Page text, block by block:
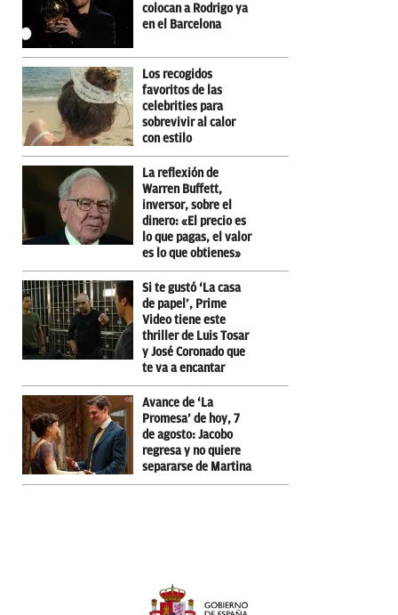
colocan a Rodrigo ya
en el Barcelona
Los recogidos
favoritos de las
celebrities para
sobrevivir al calor
con estilo
La reflexión de
Warren Buffett,
inversor, sobre el
dinero: «El precio es
lo que pagas, el valor
es lo que obtienes»
Si te gustó ‘La casa
de papel’, Prime
Video tiene este
thriller de Luis Tosar
y José Coronado que
te va a encantar
Avance de ‘La
Promesa’ de hoy, 7
de agosto: Jacobo
regresa y no quiere
separarse de Martina